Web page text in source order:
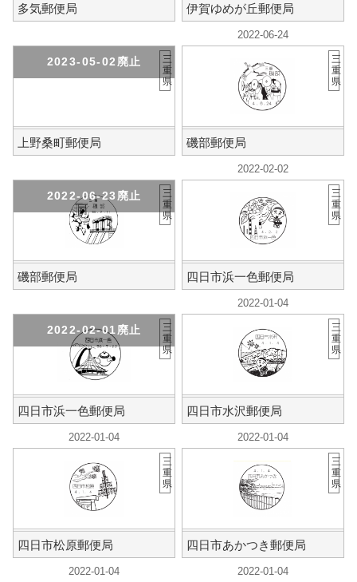
多気郵便局 伊賀ゆめが丘郵便局
上野桑町郵便局
2023-05-02廃止
三
重
県
2022-06-24
磯部郵便局
三
重
県
磯部郵便局
2022-06-23廃止
三
重
県
2022-02-02
四日市浜一色郵便局
三
重
県
四日市浜一色郵便局
2022-02-01廃止
三
重
県
2022-01-04
四日市水沢郵便局
三
重
県
2022-01-04
四日市松原郵便局
三
重
県
2022-01-04
四日市あかつき郵便局
三
重
県
2022-01-04 2022-01-04